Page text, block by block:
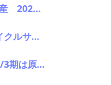
日本国内自動車生産 2026年6月生産台数 73万7千台 前年同月比6.8%増加
第5回自動車リサイクルサミット 講演者紹介： 日本製鉄 技術総括部 部長代理 礒原 豊司雄氏
日本ギア工業 26/3期は原子力発電向けなど電力向け好調で3.4％増収16.7％営業総益は2期連続最高益更新